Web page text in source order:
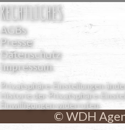
RECHTLICHES
AGBs
Presse
Datenschutz
Impressum
Privatsphäre-Einstellungen
Historie der Privatsphäre-
Einwilligungen widerrufen
© WDH